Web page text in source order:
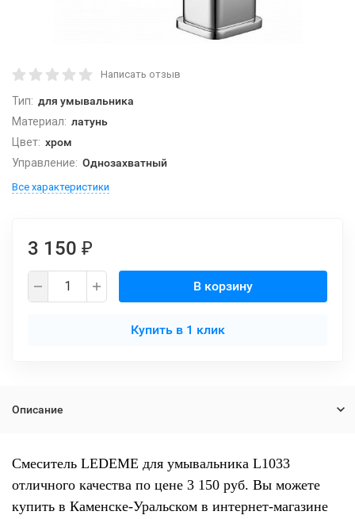
Написать отзыв
Тип: для умывальника
Материал: латунь
Цвет: хром
Управление: Однозахватный
Все характеристики
3 150 ₽
В корзину
Купить в 1 клик
Описание
Смеситель LEDEME для умывальника L1033
отличного качества по цене 3 150 руб. Вы можете
купить в Каменске-Уральском в интернет-магазине